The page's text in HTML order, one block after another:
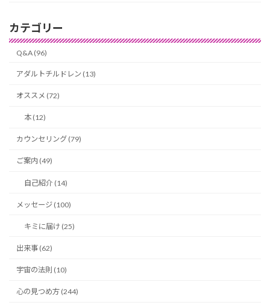
カテゴリー
Q&A (96)
アダルトチルドレン (13)
オススメ (72)
本 (12)
カウンセリング (79)
ご案内 (49)
自己紹介 (14)
メッセージ (100)
キミに届け (25)
出来事 (62)
宇宙の法則 (10)
心の見つめ方 (244)